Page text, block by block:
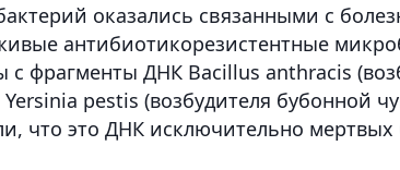
оказались связанными с
антибиотикорезистентные
фрагменты ДНК Bacillus anthracis
pestis (возбудителя бубонной
что это ДНК исключительно мертвых